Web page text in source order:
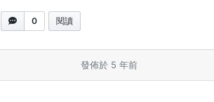
0 閱讀
發佈於 5 年前